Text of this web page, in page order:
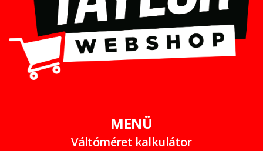
MENÜ
Váltóméret kalkulátor